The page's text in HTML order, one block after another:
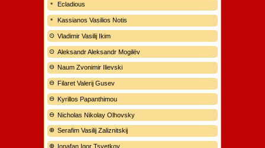
Ecladious
Kassianos Vasilios Notis
Vladimir Vasilij Ikim
Aleksandr Aleksandr Mogilëv
Naum Zvonimir Ilievski
Filaret Valerij Gusev
Kyrillos Papanthimou
Nicholas Nikolay Olhovsky
Serafim Vasilij Zaliznitskij
Ionafan Igor Tsvetkov